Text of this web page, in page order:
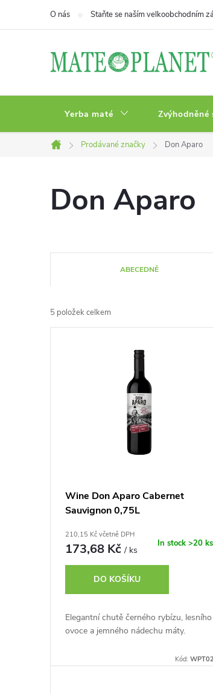
O nás Staňte se naším velkoobchodním
Yerba maté Zvýhodněné
Domů
Prodávané značky Don Aparo
Don Aparo
a
z
ů
ABECEDNĚ
5 položek celkem
t
Wine Don Aparo Cabernet
Sauvignon 0,75L
210,15 Kč včetně DPH
173,68 Kč/ ks
In stock>20 ks
DO KOŠÍKU
Elegantní chutě černého rybízu, lesního
ovoce a jemného nádechu máty.
Kód: